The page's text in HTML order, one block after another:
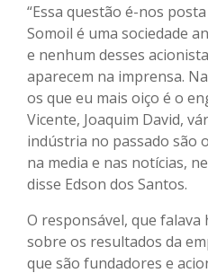
“Essa questão é-nos
Somoil é uma sociedade
e nenhum desses
aparecem na imprensa.
os que eu mais oiço é o
Vicente, Joaquim David,
indústria no passado são
na media e nas notícias,
disse Edson dos Santos.
O responsável, que
sobre os resultados da
que são fundadores e